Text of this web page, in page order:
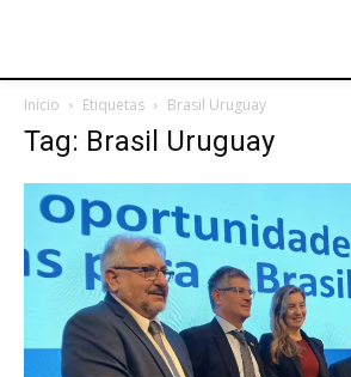
Inicio Etiquetas Brasil Uruguay
Tag: Brasil Uruguay